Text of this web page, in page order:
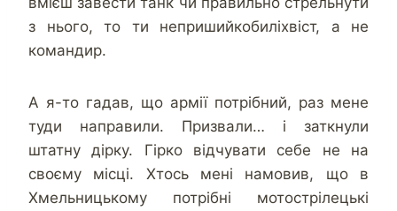
з нього, то ти непришийкобиліхвіст, а не
командир.
А я-то гадав, що армії потрібний, раз мене
туди направили. Призвали… і заткнули
штатну дірку. Гірко відчувати себе не на
своєму місці. Хтось мені намовив, що в
Хмельницькому потрібні мотострілецькі